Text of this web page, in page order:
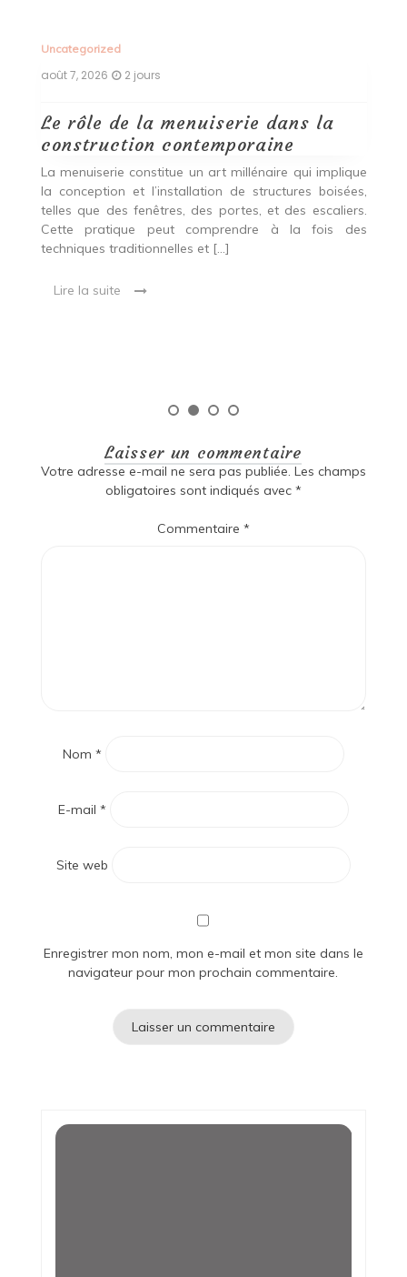
Uncategorized
août 7, 2026 2 jours
Le rôle de la menuiserie dans la
construction contemporaine
La menuiserie constitue un art millénaire qui implique
la conception et l’installation de structures boisées,
telles que des fenêtres, des portes, et des escaliers.
Cette pratique peut comprendre à la fois des
techniques traditionnelles et […]
Lire la suite
Laisser un commentaire
Votre adresse e-mail ne sera pas publiée. Les champs
obligatoires sont indiqués avec *
Commentaire *
Nom *
E-mail *
Site web
Enregistrer mon nom, mon e-mail et mon site dans le
navigateur pour mon prochain commentaire.